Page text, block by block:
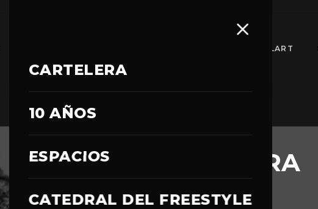
CIRCULART
CARTELERA
10 AÑOS
ESPACIOS
CATEDRAL DEL FREESTYLE
MANUEL GARCÍA, GIRA
INTERNACIONAL